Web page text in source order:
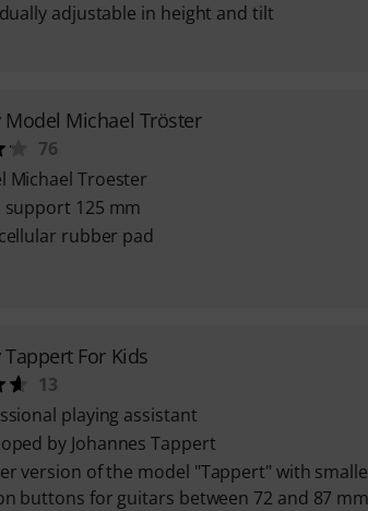
adjustable in height and tilt
Model Michael Tröster
76
Michael Troester
support 125 mm
rubber pad
Tappert For Kids
13
playing assistant
by Johannes Tappert
version of the model "Tappert" with
buttons for guitars between 72 and 87 mm